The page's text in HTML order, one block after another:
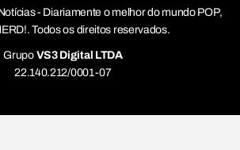
- Diariamente o melhor do mundo POP,
Todos os direitos reservados.
Grupo VS3 Digital LTDA
22.140.212/0001-07